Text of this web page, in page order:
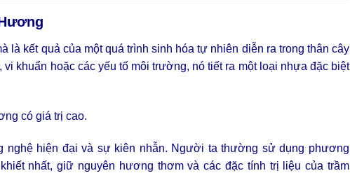
là kết quả của một quá trình sinh hóa tự nhiên diễn ra trong thân cây
khuẩn hoặc các yếu tố môi trường, nó tiết ra một loại nhựa đặc biệt
có giá trị cao.
nghệ hiện đại và sự kiên nhẫn. Người ta thường sử dụng phương
nhất, giữ nguyên hương thơm và các đặc tính trị liệu của trầm